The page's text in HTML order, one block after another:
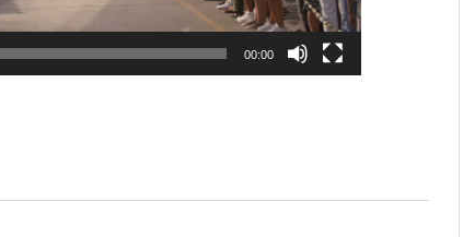
00:00